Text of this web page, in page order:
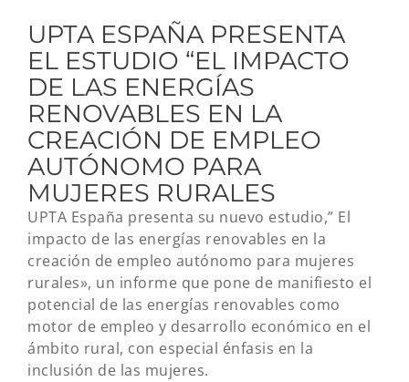
UPTA ESPAÑA PRESENTA
EL ESTUDIO “EL IMPACTO
DE LAS ENERGÍAS
RENOVABLES EN LA
CREACIÓN DE EMPLEO
AUTÓNOMO PARA
MUJERES RURALES
UPTA España presenta su nuevo estudio,” El
impacto de las energías renovables en la
creación de empleo autónomo para mujeres
rurales», un informe que pone de manifiesto el
potencial de las energías renovables como
motor de empleo y desarrollo económico en el
ámbito rural, con especial énfasis en la
inclusión de las mujeres.